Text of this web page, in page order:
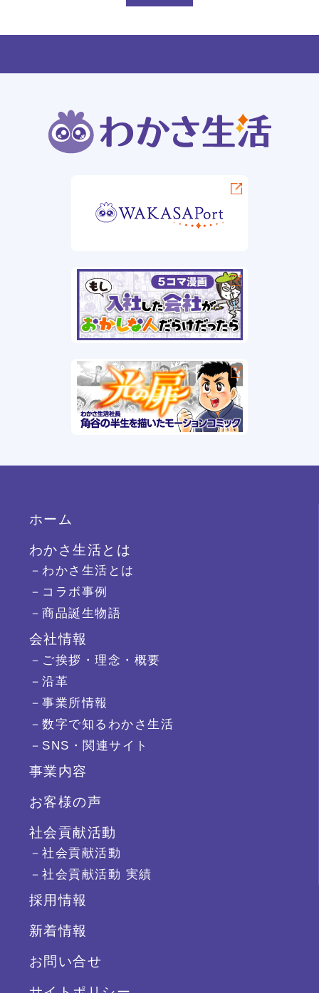
ホーム
わかさ生活とは
－わかさ生活とは
－コラボ事例
－商品誕生物語
会社情報
－ご挨拶・理念・概要
－沿革
－事業所情報
－数字で知るわかさ生活
－SNS・関連サイト
事業内容
お客様の声
社会貢献活動
－社会貢献活動
－社会貢献活動 実績
採用情報
新着情報
お問い合せ